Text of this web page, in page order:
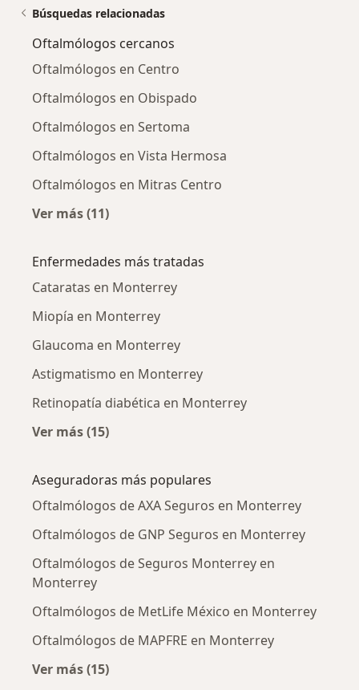
Búsquedas relacionadas
Oftalmólogos cercanos
Oftalmólogos en Centro
Oftalmólogos en Obispado
Oftalmólogos en Sertoma
Oftalmólogos en Vista Hermosa
Oftalmólogos en Mitras Centro
Ver más (11)
Enfermedades más tratadas
Cataratas en Monterrey
Miopía en Monterrey
Glaucoma en Monterrey
Astigmatismo en Monterrey
Retinopatía diabética en Monterrey
Ver más (15)
Aseguradoras más populares
Oftalmólogos de AXA Seguros en Monterrey
Oftalmólogos de GNP Seguros en Monterrey
Oftalmólogos de Seguros Monterrey en
Monterrey
Oftalmólogos de MetLife México en Monterrey
Oftalmólogos de MAPFRE en Monterrey
Ver más (15)